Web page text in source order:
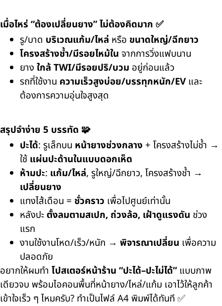
เมื่อไหร่ “ต้องเปลี่ยนยาง” ไม่ต้องคิดมาก ✅
รู/บาด บริเวณแก้ม/ไหล่ หรือ ขนาดใหญ่/ฉีกยาว
โครงสร้างช้ำ/มีรอยไหม้ใน จากการวิ่งแฟบนาน
ยาง ใกล้ TWI/มีรอยปริ/บวม อยู่ก่อนแล้ว
รถที่ใช้งาน ความเร็วสูงบ่อย/บรรทุกหนัก/EV และ
ต้องการความอุ่นใจสูงสุด
สรุปจำง่าย 5 บรรทัด 🧩
ปะได้: รูเล็กบน หน้ายางช่วงกลาง + โครงสร้างไม่ช้ำ →
ใช้ แผ่นปะด้านในแบบดอกเห็ด
ห้ามปะ: แก้ม/ไหล่, รูใหญ่/ฉีกยาว, โครงสร้างช้ำ →
เปลี่ยนยาง
แทงไส้เดือน = ชั่วคราว เพื่อไปศูนย์เท่านั้น
หลังปะ ตั้งลมตามสเปก, ถ่วงล้อ, เฝ้าดูแรงดัน ช่วง
แรก
งานใช้งานโหด/เร็ว/หนัก → พิจารณาเปลี่ยน เพื่อความ
ปลอดภัย
อยากให้ผมทำ โปสเตอร์หน้าร้าน “ปะได้–ปะไม่ได้” แบบภาพ
เดียวจบ พร้อมไอคอนพื้นที่หน้ายาง/ไหล่/แก้ม เอาไว้ให้ลูกค้า
เข้าใจเร็ว ๆ ไหมครับ? ทำเป็นไฟล์ A4 พิมพ์ได้ทันที ✅